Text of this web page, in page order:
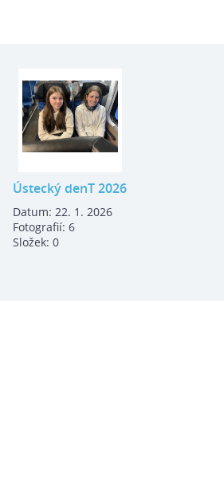
Ústecký denT 2026
Datum: 22. 1. 2026
Fotografií: 6
Složek: 0